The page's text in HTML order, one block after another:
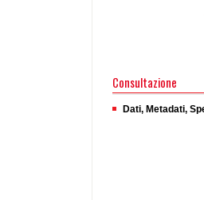
Consultazione
Dati, Metadati,